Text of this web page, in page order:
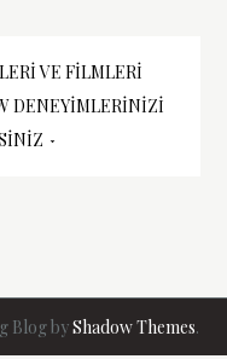
VE FILMLERI
DENEYIMLERINIZI
Blog byShadow Themes.